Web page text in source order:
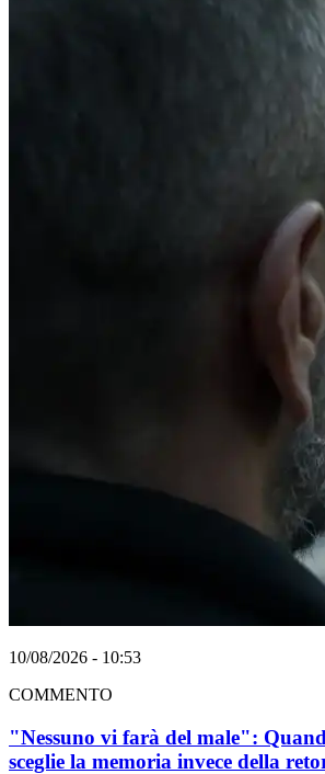
10/08/2026 - 10:53
COMMENTO
"Nessuno vi farà del male":
sceglie la memoria invece della